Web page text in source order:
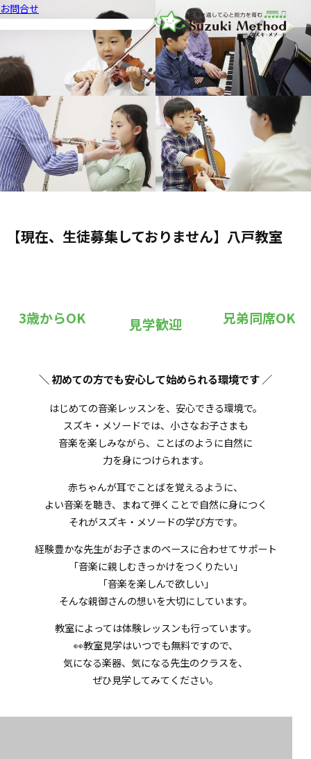
音楽教室スズキ・メソード | 公益
お問合せ
【現在、生徒募集しておりません】八戸教室
3歳からOK 見学歓迎 兄弟同席OK
＼ 初めての方でも安心して始められる環境です／
はじめての音楽レッスンを、安心できる環境で。
スズキ・メソードでは、小さなお子さまも
音楽を楽しみながら、ことばのように自然に
力を身につけられます。
赤ちゃんが耳でことばを覚えるように、
よい音楽を聴き、まねて弾くことで自然に身につく
それがスズキ・メソードの学び方です。
経験豊かな先生がお子さまのペースに合わせてサポート
「音楽に親しむきっかけをつくりたい」
「音楽を楽しんで欲しい」
そんな親御さんの想いを大切にしています。
教室によっては体験レッスンも行っています。
👀教室見学はいつでも無料ですので、
気になる楽器、気になる先生のクラスを、
ぜひ見学してみてください。